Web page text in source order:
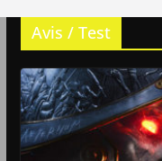
Avis / Test